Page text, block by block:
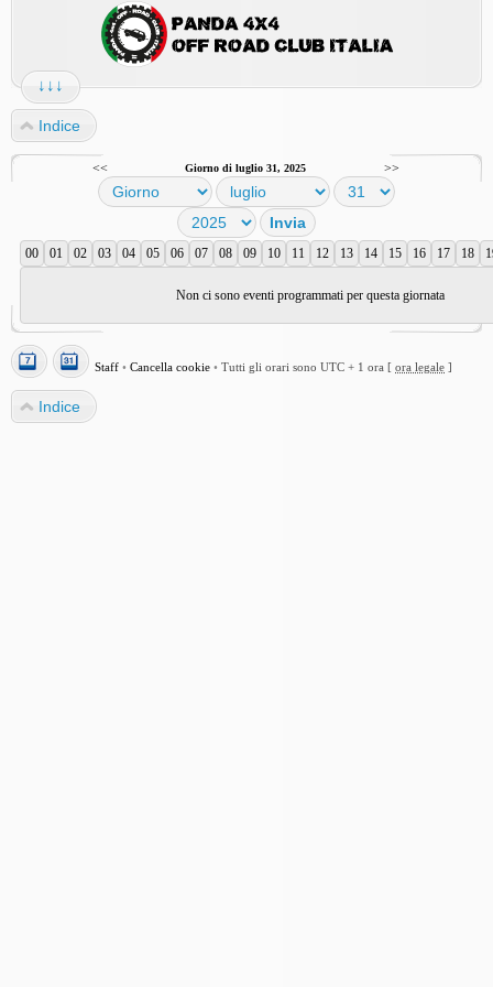
↓↓↓
Indice
<< Giorno di luglio 31, 2025 >>
00 01 02 03 04 05 06 07 08 09 10 11 12 13 14 15 16 17 18
Non ci sono eventi programmati per questa giornata
Staff • Cancella cookie • Tutti gli orari sono UTC + 1 ora [ ora legale ]
Indice